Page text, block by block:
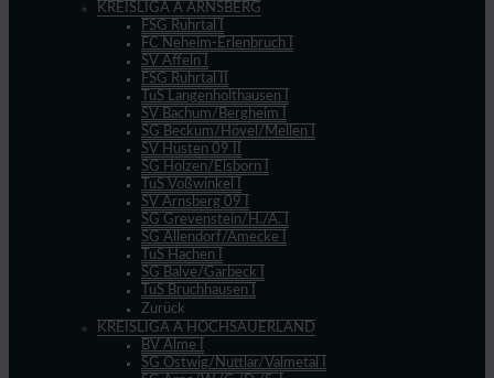
KREISLIGA A ARNSBERG
FSG Ruhrtal I
FC Neheim-Erlenbruch I
SV Affeln I
FSG Ruhrtal II
TuS Langenholthausen I
SV Bachum/Bergheim I
SG Beckum/Hövel/Mellen I
SV Hüsten 09 II
SG Holzen/Eisborn I
TuS Voßwinkel I
SV Arnsberg 09 I
SG Grevenstein/H./A. I
SG Allendorf/Amecke I
TuS Hachen I
SG Balve/Garbeck I
TuS Bruchhausen I
Zurück
KREISLIGA A HOCHSAUERLAND
BV Alme I
SG Ostwig/Nuttlar/Valmetal I